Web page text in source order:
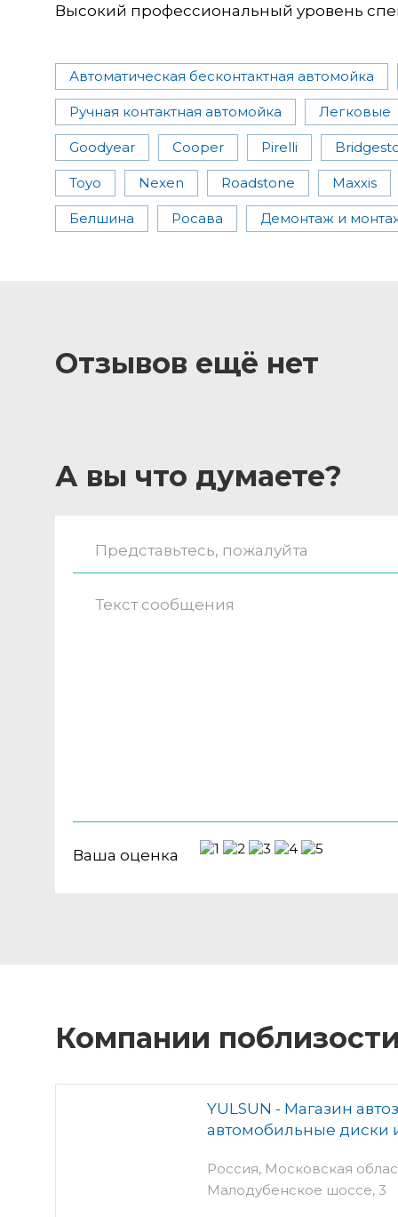
Высокий профессиональный уровень
Автоматическая бесконтактная автомойка
Ручная контактная автомойка Легковые
Goodyear Cooper Pirelli
Toyo Nexen Roadstone Maxxis
Белшина Росава Демонтаж и
Отзывов ещё нет
А вы что думаете?
Ваша оценка
Компании
YULSUN - Магазин
автомобильные
Россия, Московская
Малодубенское шоссе, 3